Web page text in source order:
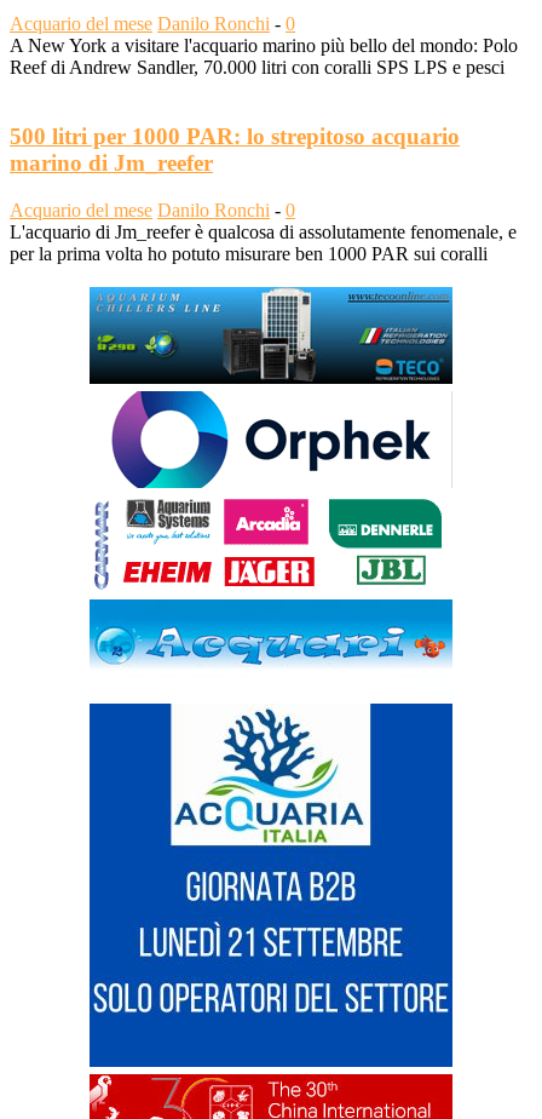
Acquario del mese Danilo Ronchi - 0
A New York a visitare l'acquario marino più bello del mondo: Polo
Reef di Andrew Sandler, 70.000 litri con coralli SPS LPS e pesci
500 litri per 1000 PAR: lo strepitoso acquario
marino di Jm_reefer
Acquario del mese Danilo Ronchi - 0
L'acquario di Jm_reefer è qualcosa di assolutamente fenomenale, e
per la prima volta ho potuto misurare ben 1000 PAR sui coralli